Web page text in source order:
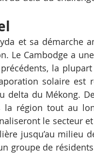
et sa démarche
Le Cambodge a
la
solaire est
delta du Mékong.
la région tout au
le secteur
jusqu’au milieu
groupe de